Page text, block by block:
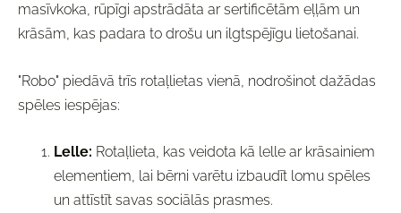
masīvkoka, rūpīgi apstrādāta ar sertificētām eļļām un
krāsām, kas padara to drošu un ilgtspējīgu lietošanai.
"Robo" piedāvā trīs rotaļlietas vienā, nodrošinot dažādas
spēles iespējas:
Lelle: Rotaļlieta, kas veidota kā lelle ar krāsainiem
elementiem, lai bērni varētu izbaudīt lomu spēles
un attīstīt savas sociālās prasmes.